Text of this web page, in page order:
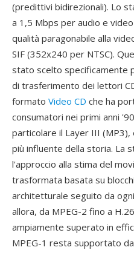
(predittivi bidirezionali). Lo
a 1,5 Mbps per audio e
qualità paragonabile alla
SIF (352x240 per NTSC).
stato scelto specificamente
di trasferimento dei lettori
formato Video CD che ha
consumatori nei primi anni
particolare il Layer III
più influente della storia. La
l'approccio alla stima del
trasformata basata su
architetturale seguito da
allora, da MPEG-2 fino a
ampiamente superato in
MPEG-1 resta supportato